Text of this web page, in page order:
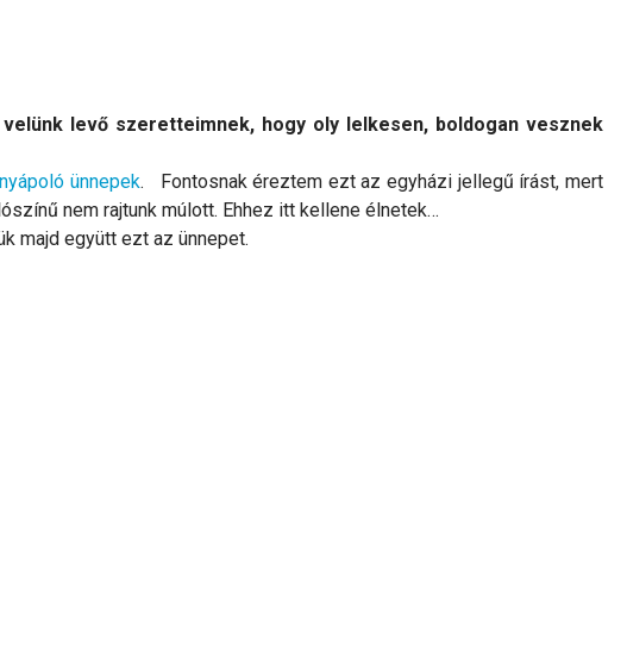
levő szeretteimnek, hogy oly lelkesen, boldogan vesznek
ünnepek. Fontosnak éreztem ezt az egyházi jellegű írást, mert
nem rajtunk múlott. Ehhez itt kellene élnetek…
majd együtt ezt az ünnepet.